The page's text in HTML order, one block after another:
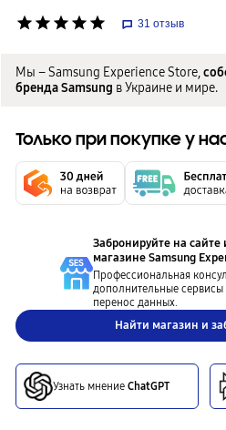
star star star star star 31 отзыв
Мы – Samsung Experience Store,
бренда Samsung в Украине и мире.
Только при покупке у
Забронируйте на сайте
магазинеSamsung
Профессиональная
дополнительные сервисы
перенос данных.
Найти магазин и
Узнать мнение ChatGPT